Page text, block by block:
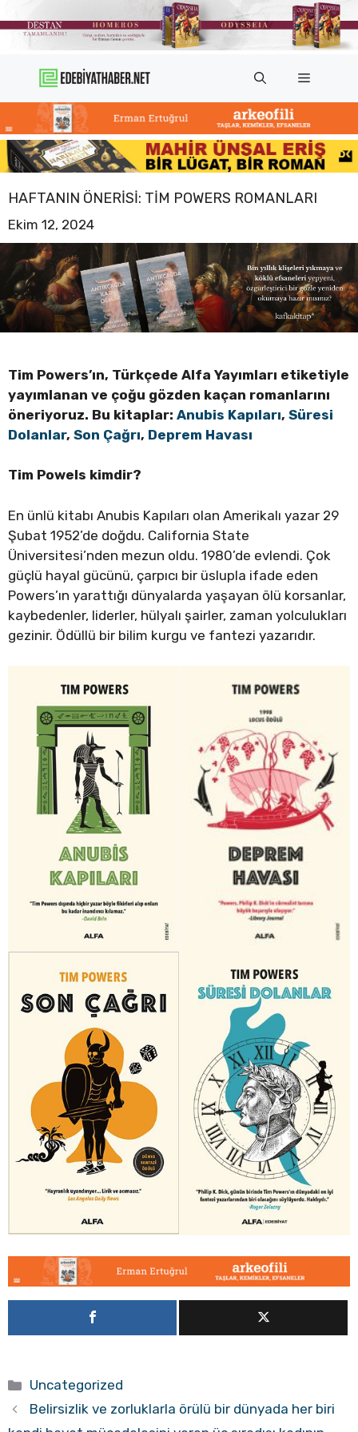
atla
Menü
HAFTANIN ÖNERISI: TIM POWERS ROMANLARI
Ekim 12, 2024
Tim Powers’ın, Türkçede Alfa Yayımları etiketiyle
yayımlanan ve çoğu gözden kaçan romanlarını
öneriyoruz. Bu kitaplar: Anubis Kapıları, Süresi
Dolanlar, Son Çağrı, Deprem Havası
Tim Powels kimdir?
En ünlü kitabı Anubis Kapıları olan Amerikalı yazar 29
Şubat 1952’de doğdu. California State
Üniversitesi’nden mezun oldu. 1980’de evlendi. Çok
güçlü hayal gücünü, çarpıcı bir üslupla ifade eden
Powers’ın yarattığı dünyalarda yaşayan ölü korsanlar,
kaybedenler, liderler, hülyalı şairler, zaman yolculukları
gezinir. Ödüllü bir bilim kurgu ve fantezi yazarıdır.
Kategoriler
Uncategorized
Belirsizlik ve zorluklarla örülü bir dünyada her biri